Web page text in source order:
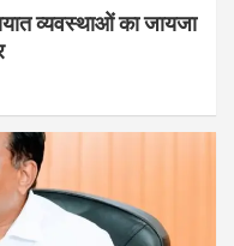
व्यवस्थाओं का जायजा